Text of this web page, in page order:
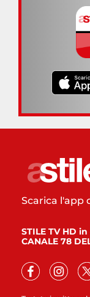
Scarica l'app
STILE TV HD
CANALE 78